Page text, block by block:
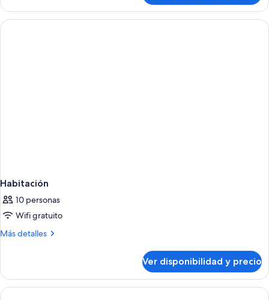
Habitación
10 personas
Wifi gratuito
Más detalles
Más
Ver disponibilidad y precio